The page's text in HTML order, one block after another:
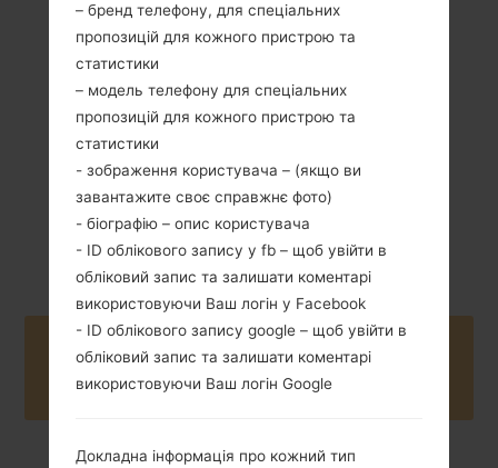
139 грам (4.90
унції)
Зємний Li-Po 1500
Unknown
Листопад, 2009
Buy accessories on Amazon
– бренд телефону, для спеціальних
пропозицій для кожного пристрою та
статистики
– модель телефону для спеціальних
пропозицій для кожного пристрою та
статистики
- зображення користувача – (якщо ви
завантажите своє справжнє фото)
- біографію – опис користувача
- ID облікового запису у fb – щоб увійти в
обліковий запис та залишати коментарі
використовуючи Ваш логін у Facebook
- ID облікового запису google – щоб увійти в
обліковий запис та залишати коментарі
використовуючи Ваш логін Google
Докладна інформація про кожний тип